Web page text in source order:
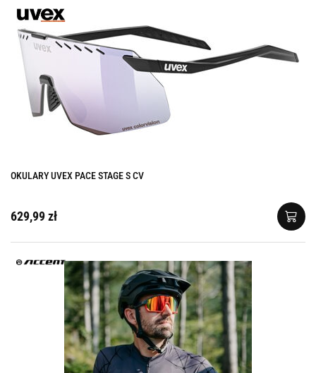
OKULARY UVEX PACE STAGE S CV
629,99 zł